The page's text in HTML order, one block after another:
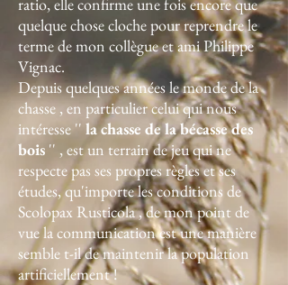
quelque chose cloche pour reprendre le
terme de mon collègue et ami Philippe
Vignac.
Depuis quelques années le monde de la
chasse , en particulier celui qui nous
intéresse '' la chasse de la bécasse des
bois '' , est un terrain de jeu qui ne
respecte pas ses propres règles et ses
études, qu'importe les conditions de
Scolopax Rusticola , de mon point de
vue la communication est une manière
semble t-il de maintenir la population
artificiellement !